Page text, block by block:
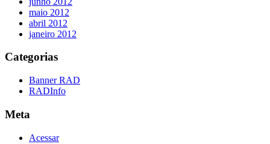
maio 2012
abril 2012
janeiro 2012
Categorias
Banner RAD
RADInfo
Meta
Acessar